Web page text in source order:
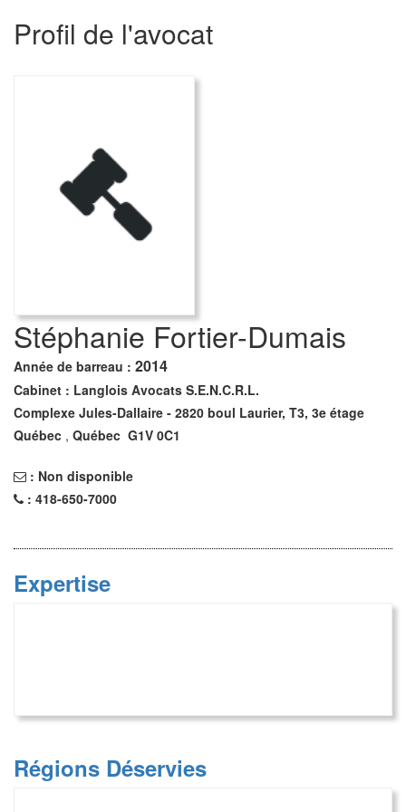
Profil de l'avocat
Stéphanie Fortier-Dumais
Année de barreau : 2014
Cabinet : Langlois Avocats S.E.N.C.R.L.
Complexe Jules-Dallaire - 2820 boul Laurier, T3, 3e étage
Québec , Québec G1V 0C1
: Non disponible
: 418-650-7000
Expertise
Régions Déservies